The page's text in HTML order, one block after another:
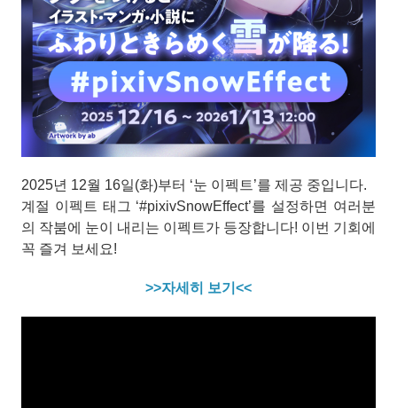
2025년 12월 16일(화)부터 ‘눈 이펙트’를 제공 중입니다.
계절 이펙트 태그 ‘#pixivSnowEffect’를 설정하면 여러분
의 작붐에 눈이 내리는 이펙트가 등장합니다! 이번 기회에
꼭 즐겨 보세요!
>>자세히 보기<<